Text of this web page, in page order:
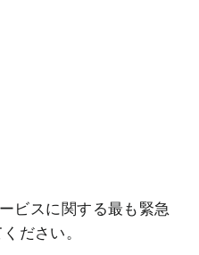
ビスに関する最も緊急
ださい。